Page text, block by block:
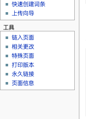
快速创建词条
上传向导
工具
链入页面
相关更改
特殊页面
打印版本
永久链接
页面信息